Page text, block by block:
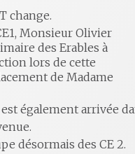
change.
Monsieur Olivier
des Erables à
lors de cette
de Madame
également arrivée
désormais des CE 2.